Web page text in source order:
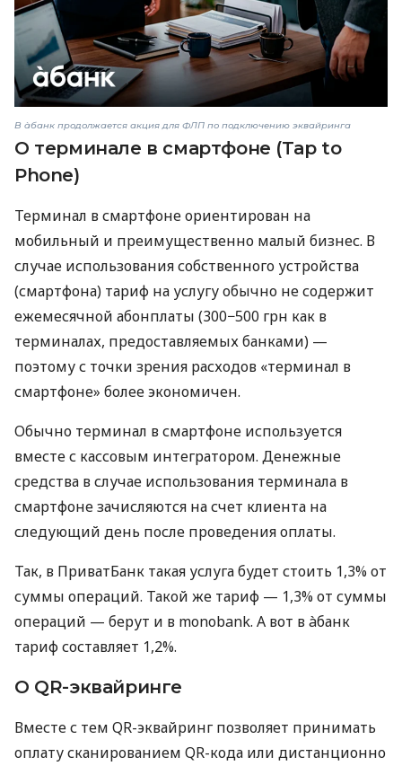
В àбанк продолжается акция для ФЛП по подключению эквайринга
О терминале в смартфоне (Tap to
Phone)
Терминал в смартфоне ориентирован на
мобильный и преимущественно малый бизнес. В
случае использования собственного устройства
(смартфона) тариф на услугу обычно не содержит
ежемесячной абонплаты (300−500 грн как в
терминалах, предоставляемых банками) —
поэтому с точки зрения расходов «терминал в
смартфоне» более экономичен.
Обычно терминал в смартфоне используется
вместе с кассовым интегратором. Денежные
средства в случае использования терминала в
смартфоне зачисляются на счет клиента на
следующий день после проведения оплаты.
Так, в ПриватБанк такая услуга будет стоить 1,3% от
суммы операций. Такой же тариф — 1,3% от суммы
операций — берут и в monobank. А вот в àбанк
тариф составляет 1,2%.
О QR-эквайринге
Вместе с тем QR-эквайринг позволяет принимать
оплату сканированием QR-кода или дистанционно